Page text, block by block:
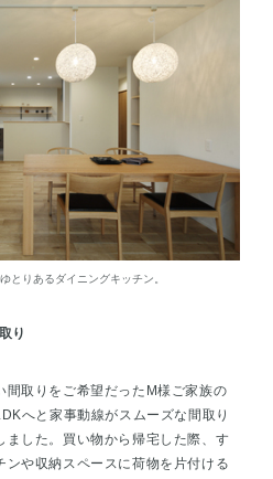
とりあるダイニングキッチン。
り
間取りをご希望だったМ様ご家族の
へと家事動線がスムーズな間取り
ました。買い物から帰宅した際、す
ンや収納スペースに荷物を片付ける